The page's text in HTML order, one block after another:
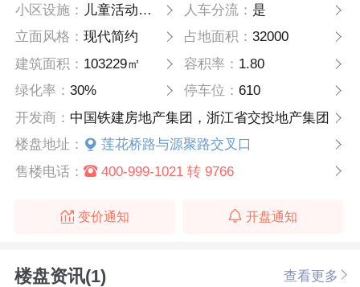
小区设施： 儿童活动场地，阳光健身场地，中心度假风式会客厅，康体活动场地 人车分流： 是
立面风格：现代简约 占地面积： 32000
建筑面积： 103229㎡ 容积率： 1.80
绿化率：30% 停车位： 610
开发商： 中国铁建房地产集团，浙江省交投地产集团
楼盘地址：
莲花桥路与源聚路交叉口
售楼电话：
400-999-1021 转 9766
变价通知 开盘通知
楼盘资讯(1) 查看更多